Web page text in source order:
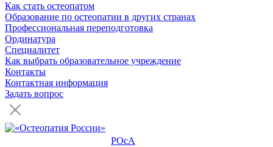
Как стать остеопатом
Образование по остеопатии в других странах
Профессиональная переподготовка
Ординатура
Специалитет
Как выбрать образовательное учреждение
Контакты
Контактная информация
Задать вопрос
РОсА